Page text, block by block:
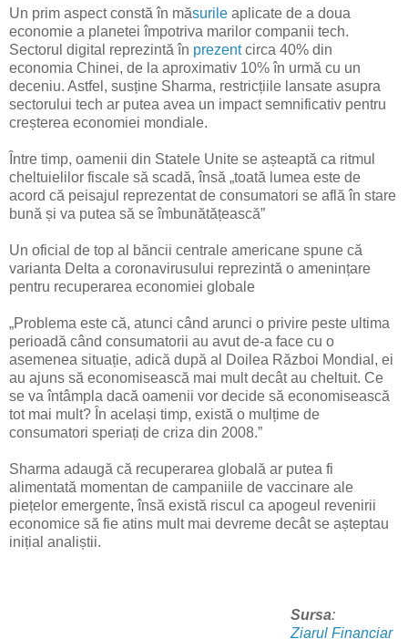
Un prim aspect constă în măsurile aplicate de a doua
economie a planetei împotriva marilor companii tech.
Sectorul digital reprezintă în prezentcirca 40% din
economia Chinei, de la aproximativ 10% în urmă cu un
deceniu. Astfel, susține Sharma, restricțiile lansate asupra
sectorului tech ar putea avea un impact semnificativ pentru
creșterea economiei mondiale.
Între timp, oamenii din Statele Unite se așteaptă ca ritmul
cheltuielilor fiscale să scadă, însă „toată lumea este de
acord că peisajul reprezentat de consumatori se află în stare
bună și va putea să se îmbunătățească”
Un oficial de top al băncii centrale americane spune că
varianta Delta a coronavirusului reprezintă o amenințare
pentru recuperarea economiei globale
„Problema este că, atunci când arunci o privire peste ultima
perioadă când consumatorii au avut de-a face cu o
asemenea situație, adică după al Doilea Război Mondial, ei
au ajuns să economisească mai mult decât au cheltuit. Ce
se va întâmpla dacă oamenii vor decide să economisească
tot mai mult? În același timp, există o mulțime de
consumatori speriați de criza din 2008.”
Sharma adaugă că recuperarea globală ar putea fi
alimentată momentan de campaniile de vaccinare ale
piețelor emergente, însă există riscul ca apogeul revenirii
economice să fie atins mult mai devreme decât se așteptau
inițial analiștii.
Sursa:
Ziarul Financiar